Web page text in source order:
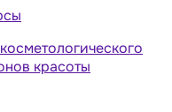
красоты